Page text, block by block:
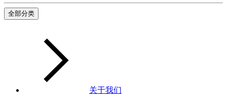
全部分类
关于我们